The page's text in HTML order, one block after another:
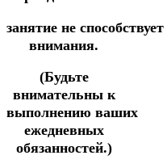
занятие не способствует
внимания.
(Будьте
внимательны к
выполнению ваших
ежедневных
обязанностей.)